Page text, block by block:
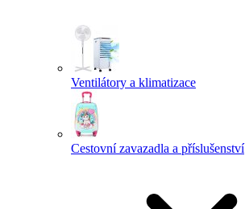
Ventilátory a klimatizace
Cestovní zavazadla a příslušenství